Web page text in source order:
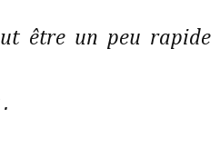
être un peu rapide